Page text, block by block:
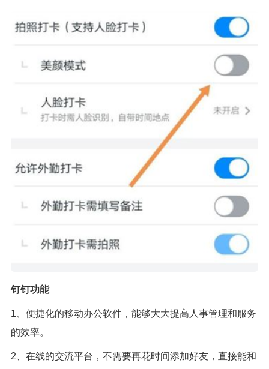
钉钉功能
1、便捷化的移动办公软件，能够大大提高人事管理和服务
的效率。
2、在线的交流平台，不需要再花时间添加好友，直接能和